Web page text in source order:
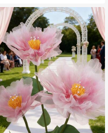
DIY ช่อดอกไม้ตกแต่งฤดูใบไม้ร่วง สวน
ห้องนอน แจกัน ออฟฟิศ โต๊ะอาหาร ห้อ
งครัว